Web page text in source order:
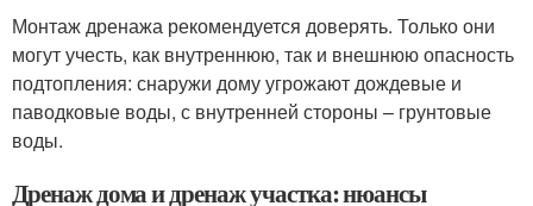
Монтаж дренажа рекомендуется доверять. Только они
могут учесть, как внутреннюю, так и внешнюю опасность
подтопления: снаружи дому угрожают дождевые и
паводковые воды, с внутренней стороны – грунтовые
воды.
Дренаж дома и дренаж участка: нюансы